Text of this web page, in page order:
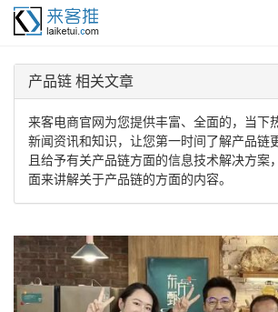
产品链 相关文章
来客电商官网为您提供丰富、全面的，当下
新闻资讯和知识，让您第一时间了解产品链
且给予有关产品链方面的信息技术解决方案
面来讲解关于产品链的方面的内容。